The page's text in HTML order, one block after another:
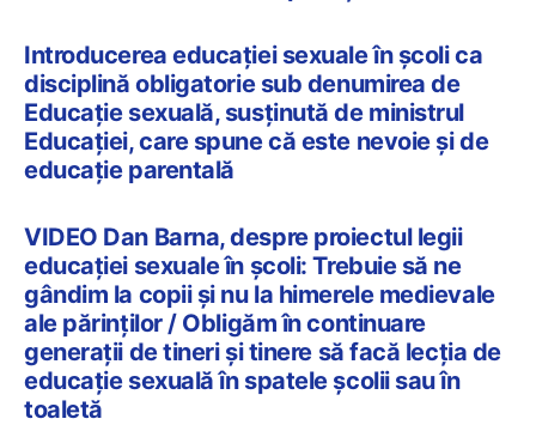
Introducerea educației sexuale în școli ca
disciplină obligatorie sub denumirea de
Educație sexuală, susținută de ministrul
Educației, care spune că este nevoie și de
educație parentală
VIDEO Dan Barna, despre proiectul legii
educației sexuale în școli: Trebuie să ne
gândim la copii și nu la himerele medievale
ale părinților / Obligăm în continuare
generații de tineri și tinere să facă lecția de
educație sexuală în spatele școlii sau în
toaletă